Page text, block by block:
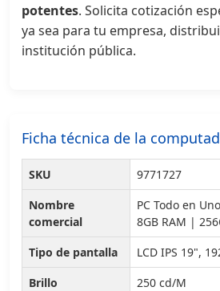
potentes. Solicita cotización
ya sea para tu empresa,
institución pública.
Ficha técnica de la
SKU
9771727
Nombre
comercial
PC Todo en
8GB RAM |
Tipo de pantalla
LCD IPS 19",
Brillo
250 cd/M